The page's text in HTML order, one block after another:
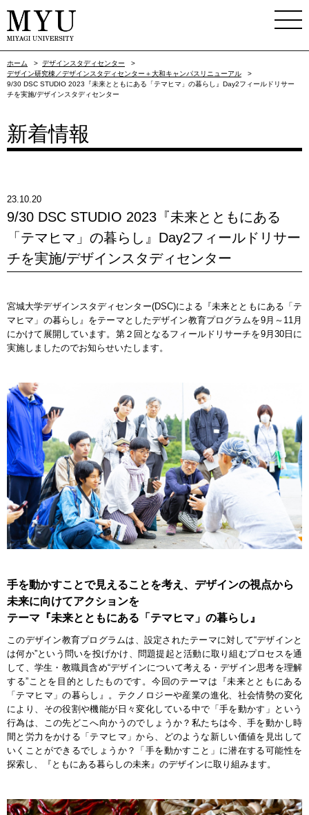
ホーム > デザインスタディセンター
>
デザイン研究棟／デザインスタディセンター＋大和キャンパスリニューアル
>
9/30 DSC STUDIO 2023『未来とともにある「テマヒマ」の暮らし』Day2フィールドリサー
チを実施/デザインスタディセンター
新着情報
23.10.20
9/30 DSC STUDIO 2023『未来とともにある
「テマヒマ」の暮らし』Day2フィールドリサー
チを実施/デザインスタディセンター
宮城大学デザインスタディセンター(DSC)による『未来とともにある「テ
マヒマ」の暮らし』をテーマとしたデザイン教育プログラムを9月～11月
にかけて展開しています。第２回となるフィールドリサーチを9月30日に
実施しましたのでお知らせいたします。
手を動かすことで見えることを考え、デザインの視点から
未来に向けてアクションを
テーマ『未来とともにある「テマヒマ」の暮らし』
このデザイン教育プログラムは、設定されたテーマに対して“デザインと
は何か”という問いを投げかけ、問題提起と活動に取り組むプロセスを通
して、学生・教職員含め“デザインについて考える・デザイン思考を理解
する”ことを目的としたものです。今回のテーマは『未来とともにある
「テマヒマ」の暮らし』。テクノロジーや産業の進化、社会情勢の変化
により、その役割や機能が日々変化している中で「手を動かす」という
行為は、この先どこへ向かうのでしょうか？私たちは今、手を動かし時
間と労力をかける「テマヒマ」から、どのような新しい価値を見出して
いくことができるでしょうか？「手を動かすこと」に潜在する可能性を
探索し、『ともにある暮らしの未来』のデザインに取り組みます。